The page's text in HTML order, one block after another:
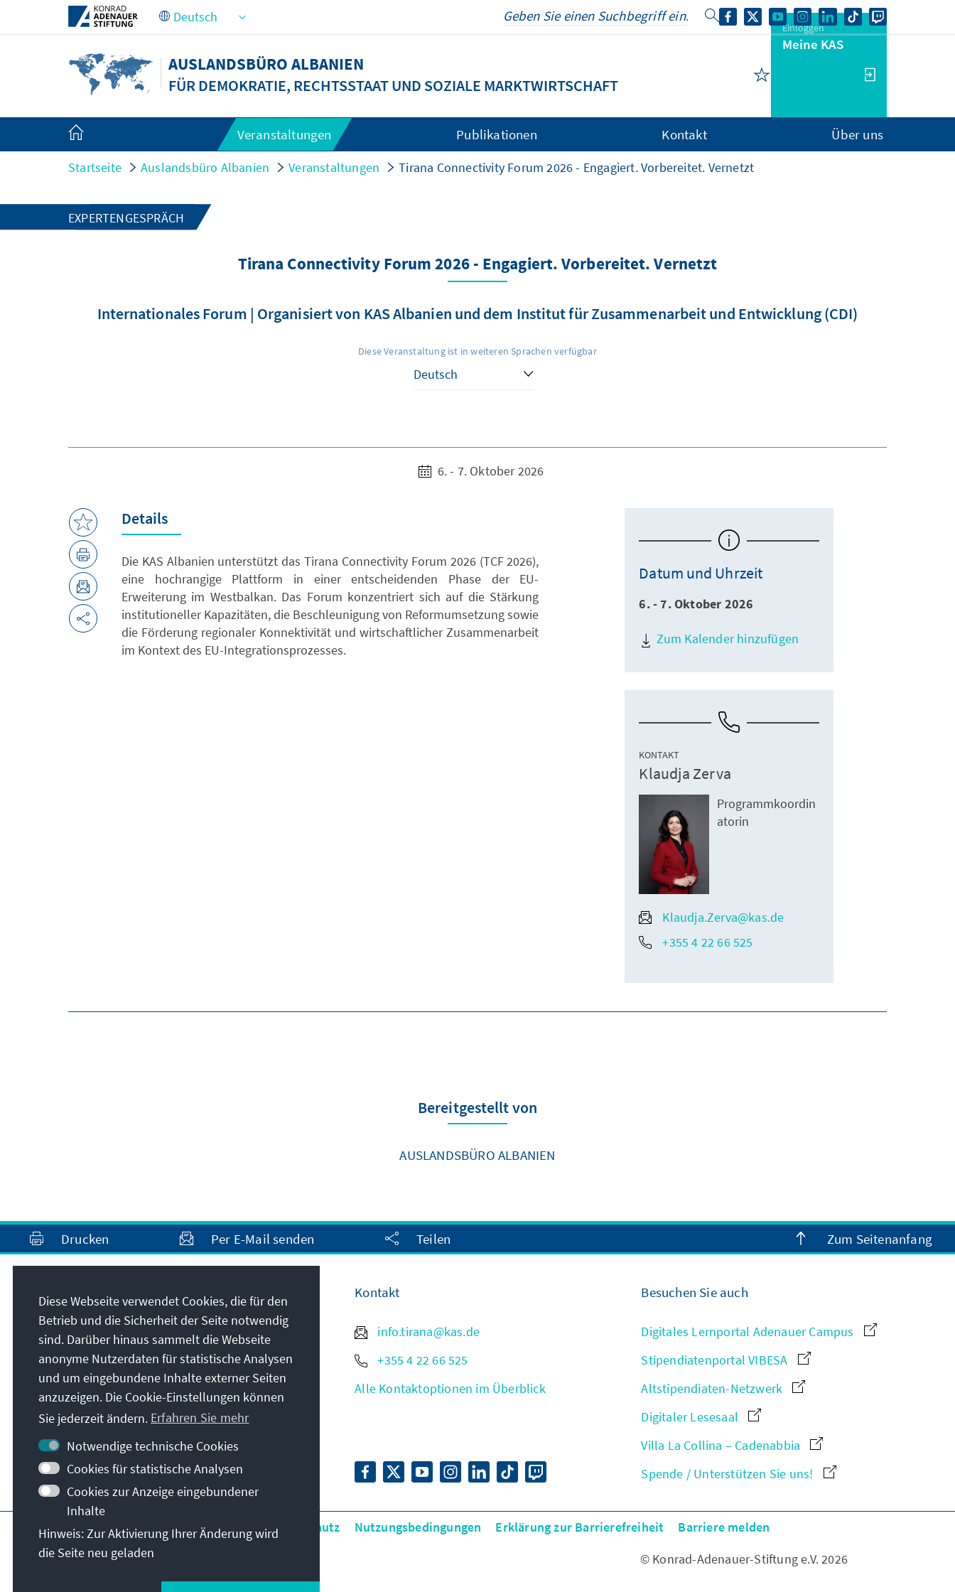
Zum Hauptinhalt springen
AUSLANDSBÜRO ALBANIEN
FÜR DEMOKRATIE, RECHTSSTAAT UND SOZIALE MARKTWIRTSCHAFT
Einloggen
Meine KAS
Veranstaltungen Publikationen Kontakt Über uns
Startseite Auslandsbüro Albanien Veranstaltungen Tirana Connectivity Forum 2026 - Engagiert. Vorbereitet. Vernetzt
EXPERTENGESPRÄCH
Tirana Connectivity Forum 2026 - Engagiert. Vorbereitet. Vernetzt
Internationales Forum | Organisiert von KAS Albanien und dem Institut für Zusammenarbeit und Entwicklung (CDI)
Diese Veranstaltung ist in weiteren Sprachen verfügbar
6. - 7. Oktober 2026
Details
Die KAS Albanien unterstützt das Tirana Connectivity Forum 2026 (TCF 2026),
eine hochrangige Plattform in einer entscheidenden Phase der EU-
Erweiterung im Westbalkan. Das Forum konzentriert sich auf die Stärkung
institutioneller Kapazitäten, die Beschleunigung von Reformumsetzung sowie
die Förderung regionaler Konnektivität und wirtschaftlicher Zusammenarbeit
im Kontext des EU-Integrationsprozesses.
Datum und Uhrzeit
6. - 7. Oktober 2026
Zum Kalender hinzufügen
KONTAKT
Klaudja Zerva
Programmkoordin
atorin
Klaudja.Zerva@kas.de
+355 4 22 66 525
Bereitgestellt von
AUSLANDSBÜRO ALBANIEN
Drucken Per E-Mail senden Teilen Zum Seitenanfang
Anschrift
Konrad-Adenauer-Stiftung e.V.
Auslandsbüro Albanien
Blv. "Dëshmorët e Kombit", Zwillingsturm 1,
11. Stockwerk, Office A3
Tirana
Albanien
Kontakt
info.tirana@kas.de
+355 4 22 66 525
Alle Kontaktoptionen im Überblick
Besuchen Sie auch
Digitales Lernportal Adenauer Campus
Stipendiatenportal VIBESA
Altstipendiaten-Netzwerk
Digitaler Lesesaal
Villa La Collina – Cadenabbia
Spende / Unterstützen Sie uns!
Hauptseite der KAS Impressum Datenschutz Nutzungsbedingungen Erklärung zur Barrierefreiheit
Barriere melden
© Konrad-Adenauer-Stiftung e.V. 2026
Diese Webseite verwendet Cookies, die für den
Betrieb und die Sicherheit der Seite notwendig
sind. Darüber hinaus sammelt die Webseite
anonyme Nutzerdaten für statistische Analysen
und um eingebundene Inhalte externer Seiten
anzuzeigen. Die Cookie-Einstellungen können
Sie jederzeit ändern. Erfahren Sie mehr
Notwendige technische Cookies
Cookies für statistische Analysen
Cookies zur Anzeige eingebundener
Inhalte
Hinweis: Zur Aktivierung Ihrer Änderung wird
die Seite neu geladen